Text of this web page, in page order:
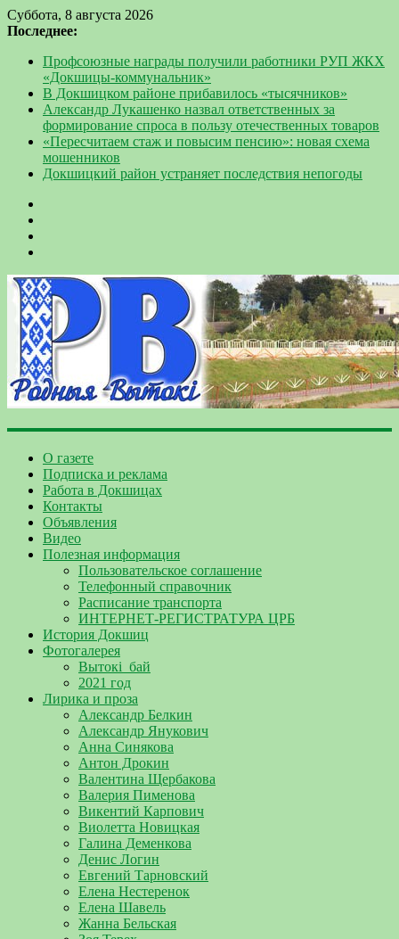
Суббота, 8 августа 2026
Последнее:
Профсоюзные награды получили работники РУП ЖКХ
«Докшицы-коммунальник»
В Докшицком районе прибавилось «тысячников»
Александр Лукашенко назвал ответственных за
формирование спроса в пользу отечественных товаров
«Пересчитаем стаж и повысим пенсию»: новая схема
мошенников
Докшицкий район устраняет последствия непогоды
О газете
Подписка и реклама
Работа в Докшицах
Контакты
Объявления
Видео
Полезная информация
Пользовательское соглашение
Телефонный справочник
Расписание транспорта
ИНТЕРНЕТ-РЕГИСТРАТУРА ЦРБ
История Докшиц
Фотогалерея
Вытокі_бай
2021 год
Лирика и проза
Александр Белкин
Александр Янукович
Анна Синякова
Антон Дрокин
Валентина Щербакова
Валерия Пименова
Викентий Карпович
Виолетта Новицкая
Галина Деменкова
Денис Логин
Евгений Тарновский
Елена Нестеренок
Елена Шавель
Жанна Бельская